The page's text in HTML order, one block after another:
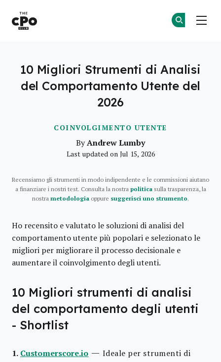
COINVOLGIMENTO UTENTE
10 Migliori Strumenti di Analisi
del Comportamento Utente del
2026
ByAndrew Lumby
Last updated on Jul 15, 2026
Recensiamo gli strumenti in modo indipendente e le commissioni aiutano
a finanziare i nostri test. Consulta la nostra politica sulla trasparenza, la
nostra metodologia oppure suggerisci uno strumento.
Ho recensito e valutato le soluzioni di analisi del
comportamento utente più popolari e selezionato le
migliori per migliorare il processo decisionale e
aumentare il coinvolgimento degli utenti.
10 Migliori strumenti di analisi
del comportamento degli utenti
- Shortlist
1. Customerscore.io — Ideale per strumenti di